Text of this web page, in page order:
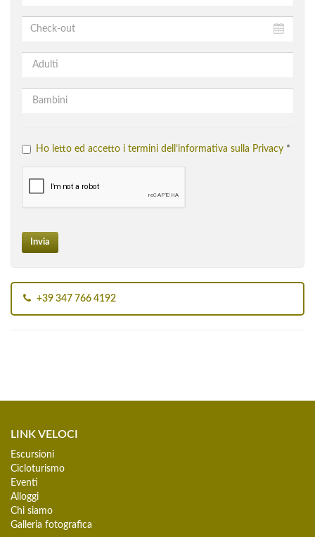
Ho letto ed accetto i termini dell’informativa sulla Privacy *
+39 347 766 4192
LINK VELOCI
Escursioni
Cicloturismo
Eventi
Alloggi
Chi siamo
Galleria fotografica